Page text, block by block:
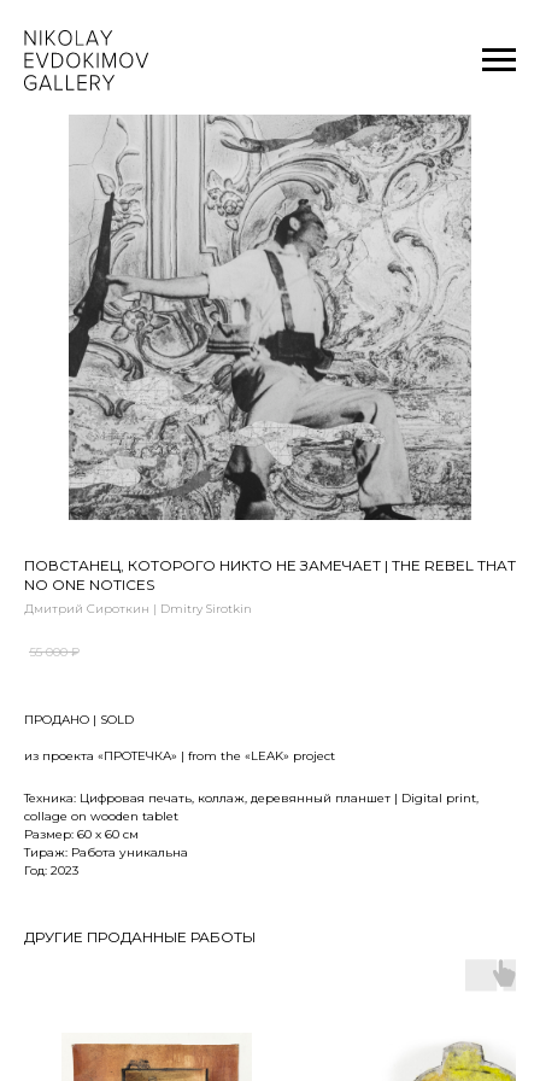
ПОВСТАНЕЦ, КОТОРОГО НИКТО НЕ ЗАМЕЧАЕТ | THE REBEL THAT
NO ONE NOTICES
Дмитрий Сироткин | Dmitry Sirotkin
55 000 ₽
ПРОДАНО | SOLD
из проекта «ПРОТЕЧКА» | from the «LEAK» project
Техника: Цифровая печать, коллаж, деревянный планшет | Digital print,
collage on wooden tablet
Размер: 60 х 60 см
Тираж: Работа уникальна
Год: 2023
ДРУГИЕ ПРОДАННЫЕ РАБОТЫ